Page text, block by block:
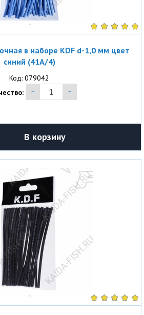
в наборе KDF d-1,0 мм цвет
синий (41A/4)
Код: 079042
В корзину